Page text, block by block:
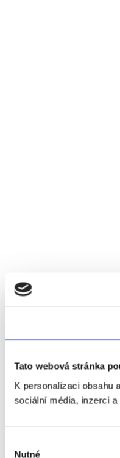
Tato webová stránka
K personalizaci obsahu
sociální média, inzerci
Nutné